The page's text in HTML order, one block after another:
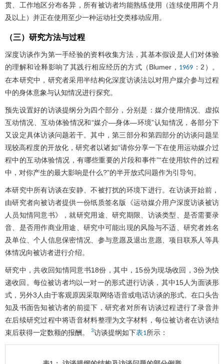
贯、工作地区分布各异，所有被访者均能熟练使用（连续使用两个月
及以上）并正在使用至少一种运动社交类移动应用。
（三）研究方法与过程
深度访谈作为第一手经验的资料收集方法，其基本假设是人们对体验
的理解和诠释影响了其践行相应经历的方式（Blumer， 1969 ：2）。
在本研究中，研究者采用半结构化深度访谈法以对用户媒介参与过程
中的身体意象与认知情况进行探究。
预先设置好的访谈提纲分为四个部分，分别是：媒介使用情况、虚拟
互动情况、互动体验情况和“媒介—身体—环境”认知情况，各部分下
又设定具体访谈问题若干。其中，第三部分和第四部分的访谈问题呈
现较高程度的开放化，研究者以诸如“请你分享一下在使用运动媒介过
程中的互动体验情况，有哪些重要的片段和事件”“在使用软件的过程
中，对你产生的最大影响是什么?”的半开放式问题作为引导句。
本研究中所有访谈在安静、不被打扰的环境下进行。在访谈开始前，
由研究者向被访者提供一份纸质签名版《运动媒介用户深度访谈被访
人员知情同意书》，就研究用途、研究期限、访谈类型、是否需要录
音、是否用作商业用途、研究中可能出现的风险与不适、研究者姓名
及单位、个人信息保密情况、参与意愿及退出意愿、项目联系人等具
体情况向被访者进行介绍。
研究中，共收回知情同意书18份，其中，15份为现场收回，3份为快
递收回。每位被访者均以一对一的形式进行访谈，其中15人为面谈形
式，另外3人由于客观原因采取网络语音或电话访谈的形式。在口头告
知及书面告知被访者的前提下，研究者对所有访谈过程进行了录音并
在后续研究过程中将语音材料整理为文字材料，每位被访者在访谈结
束后获得一定数额的报酬。
3访谈提纲如下表1所示：